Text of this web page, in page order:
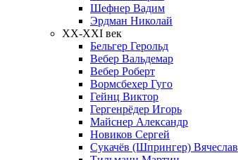
Шефнер Вадим
Эрдман Николай
ХХ-XXI век
Бельгер Герольд
Вебер Вальдемар
Вебер Роберт
Вормсбехер Гуго
Гейнц Виктор
Гергенрёдер Игорь
Майснер Александр
Новиков Сергей
Сукачёв (Шпрингер) Вячеслав